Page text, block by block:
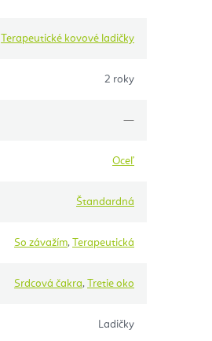
Terapeutické kovové ladičky
2 roky
—
Oceľ
Štandardná
So závažím, Terapeutická
Srdcová čakra, Tretie oko
Ladičky